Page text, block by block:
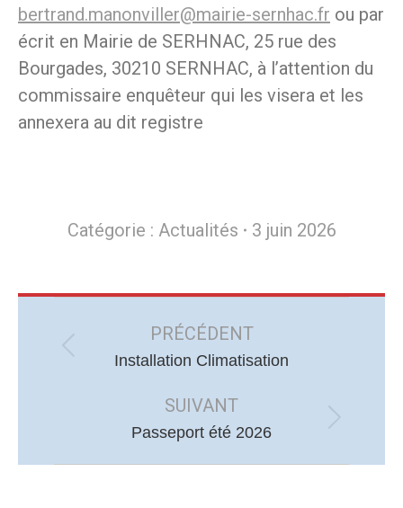
bertrand.manonviller@mairie-sernhac.fr ou par
écrit en Mairie de SERHNAC, 25 rue des
Bourgades, 30210 SERNHAC, à l’attention du
commissaire enquêteur qui les visera et les
annexera au dit registre
Catégorie : Actualités 3 juin 2026
PRÉCÉDENT
Article
:
Installation Climatisation
SUIVANT
Article
Passeport été 2026